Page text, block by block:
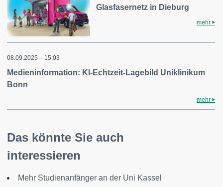
Glasfasernetz in Dieburg
mehr
08.09.2025 – 15:03
Medieninformation: KI-Echtzeit-Lagebild Uniklinikum
Bonn
mehr
Das könnte Sie auch
interessieren
Mehr Studienanfänger an der Uni Kassel